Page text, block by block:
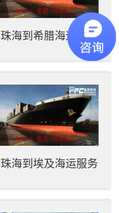
珠海到希腊海运服务
珠海到埃及海运服务